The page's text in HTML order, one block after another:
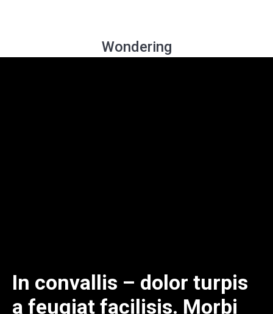
Wondering
In convallis – dolor turpis
a feugiat facilisis. Morbi